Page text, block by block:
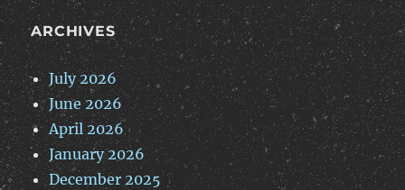
ARCHIVES
July 2026
June 2026
April 2026
January 2026
December 2025